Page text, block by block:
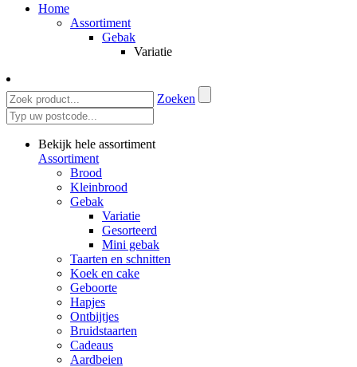
Home
Assortiment
Gebak
Variatie
Zoeken
Bekijk hele assortiment
Assortiment
Brood
Kleinbrood
Gebak
Variatie
Gesorteerd
Mini gebak
Taarten en schnitten
Koek en cake
Geboorte
Hapjes
Ontbijtjes
Bruidstaarten
Cadeaus
Aardbeien